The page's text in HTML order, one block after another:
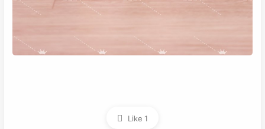
Like 1